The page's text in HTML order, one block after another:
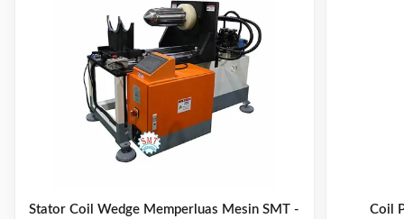
Stator Coil Wedge Memperluas Mesin SMT -
Coil